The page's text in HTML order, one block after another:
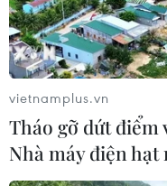
vietnamplus.vn
Tháo gỡ dứt điểm
Nhà máy điện